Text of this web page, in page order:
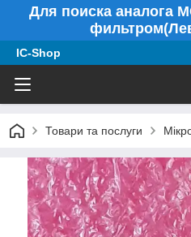
Для поиска аналога
IC-Shop
Товари та послуги